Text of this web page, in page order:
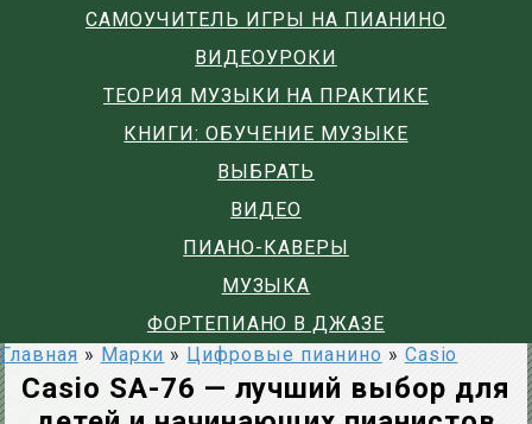
САМОУЧИТЕЛЬ ИГРЫ НА ПИАНИНО
ВИДЕОУРОКИ
ТЕОРИЯ МУЗЫКИ НА ПРАКТИКЕ
КНИГИ: ОБУЧЕНИЕ МУЗЫКЕ
ВЫБРАТЬ
ВИДЕО
ПИАНО-КАВЕРЫ
МУЗЫКА
ФОРТЕПИАНО В ДЖАЗЕ
Главная » Марки » Цифровые пианино » Casio
Casio SA-76 — лучший выбор для